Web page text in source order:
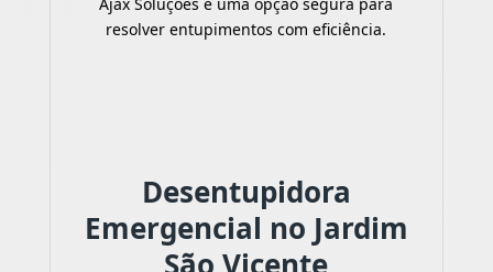
resolver entupimentos com eficiência.
Desentupidora
Emergencial no Jardim